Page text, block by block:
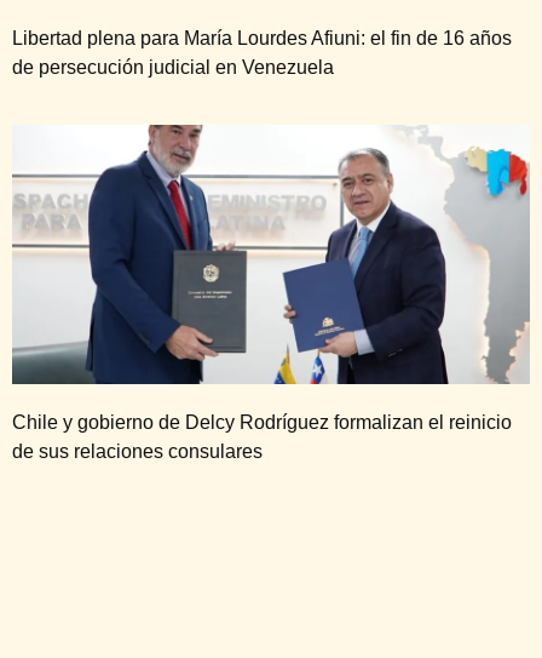
Libertad plena para María Lourdes Afiuni: el fin de 16 años
de persecución judicial en Venezuela
Chile y gobierno de Delcy Rodríguez formalizan el reinicio
de sus relaciones consulares